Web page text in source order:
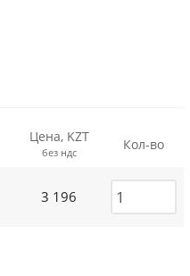
Цена, KZT
без ндс Кол-во
3 196